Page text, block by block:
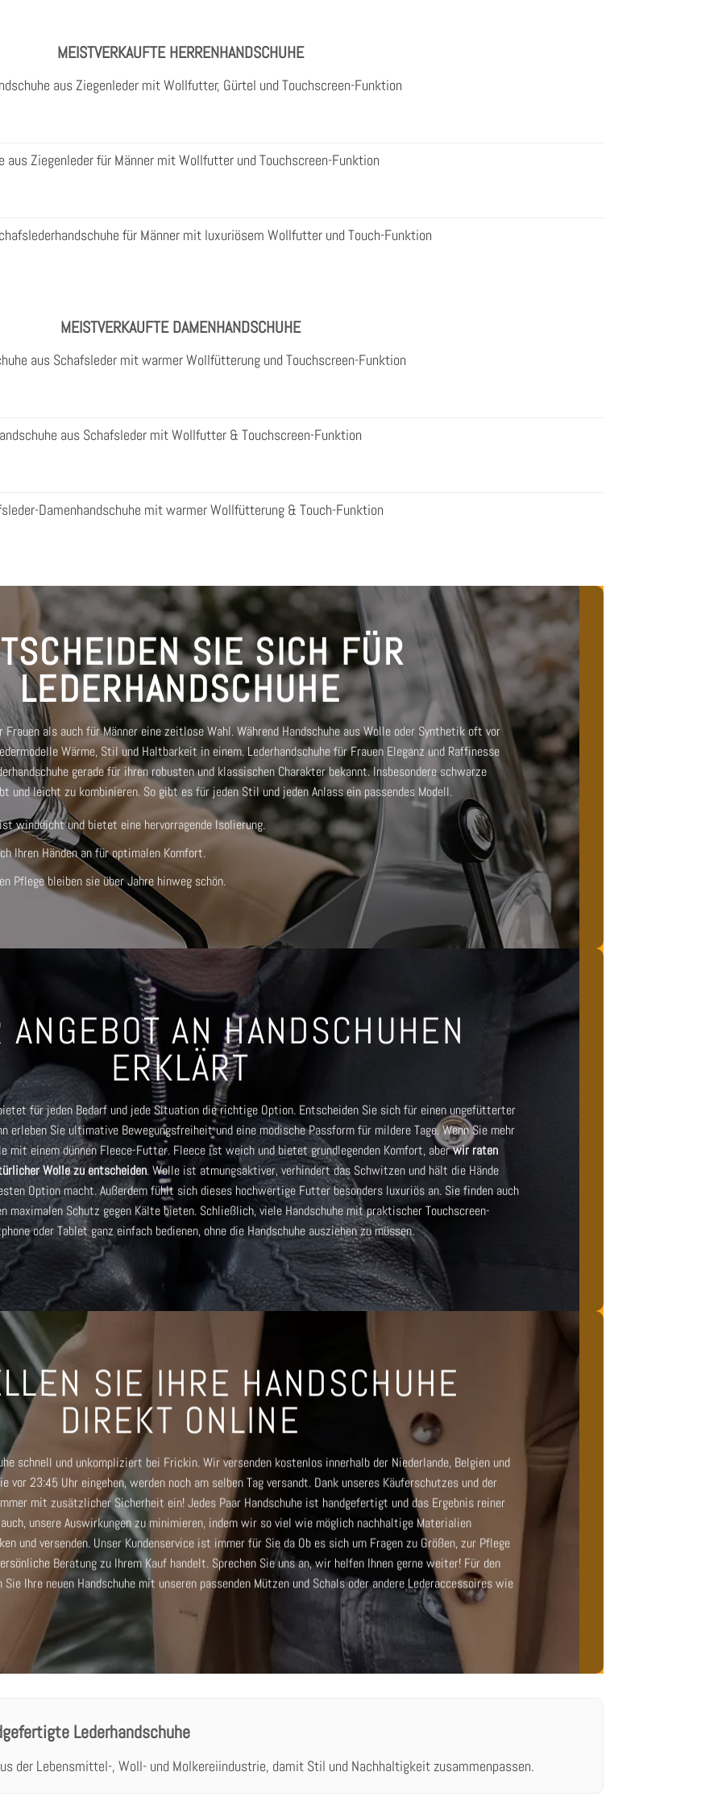
MEISTVERKAUFTE HERRENHANDSCHUHE
aus Ziegenleder mit Wollfutter, Gürtel und Touchscreen-Funktion
aus Ziegenleder für Männer mit Wollfutter und Touchscreen-Funktion
für Männer mit luxuriösem Wollfutter und Touch-Funktion
MEISTVERKAUFTE DAMENHANDSCHUHE
aus Schafsleder mit warmer Wollfütterung und Touchscreen-Funktion
aus Schafsleder mit Wollfutter & Touchscreen-Funktion
Damenhandschuhe mit warmer Wollfütterung & Touch-Funktion
SIE SICH FÜR
LEDERHANDSCHUHE
Frauen als auch für Männer eine zeitlose Wahl. Während Handschuhe aus Wolle oder Synthetik oft vor
Wärme, Stil und Haltbarkeit in einem.Lederhandschuhe für Frauen Eleganz und Raffinesse
gerade für ihren robusten und klassischen Charakter bekannt. Insbesondereschwarze
und leicht zu kombinieren. So gibt es für jeden Stil und jeden Anlass ein passendes Modell.
winddicht und bietet eine hervorragende Isolierung.
Ihren Händen an für optimalen Komfort.
Pflege bleiben sie über Jahre hinweg schön.
ANGEBOT AN HANDSCHUHEN
ERKLÄRT
für jeden Bedarf und jede Situation die richtige Option. Entscheiden Sie sich für einen ungefütterter
erleben Sie ultimative Bewegungsfreiheit und eine modische Passform für mildere Tage. Wenn Sie mehr
mit einem dünnen Fleece-Futter. Fleece ist weich und bietet grundlegenden Komfort, aberwir raten
Wolle zu entscheiden. Wolle ist atmungsaktiver, verhindert das Schwitzen und hält die Hände
Option macht. Außerdem fühlt sich dieses hochwertige Futter besonders luxuriös an. Sie finden auch
maximalen Schutz gegen Kälte bieten. Schließlich, viele Handschuhe mit praktischer Touchscreen-
oder Tablet ganz einfach bedienen, ohne die Handschuhe ausziehen zu müssen.
SIE IHRE HANDSCHUHE
DIREKT ONLINE
schnell und unkompliziert bei Frickin. Wir versenden kostenlos innerhalb der Niederlande, Belgien und
vor 23:45 Uhr eingehen, werden noch am selben Tag versandt. Dank unseres Käuferschutzes und der
mit zusätzlicher Sicherheit ein! Jedes Paar Handschuhe ist handgefertigt und das Ergebnis reiner
unsere Auswirkungen zu minimieren, indem wir so viel wie möglich nachhaltige Materialien
und versenden. Unser Kundenservice ist immer für Sie da Ob es sich um Fragen zu Größen, zur Pflege
Beratung zu Ihrem Kauf handelt. Sprechen Sie uns an, wir helfen Ihnen gerne weiter! Für den
Ihre neuen Handschuhe mit unseren passenden Mützen und Schalsoder andere Lederaccessoires wie
Lederhandschuhe
der Lebensmittel-, Woll- und Molkereiindustrie, damit Stil und Nachhaltigkeit zusammenpassen.